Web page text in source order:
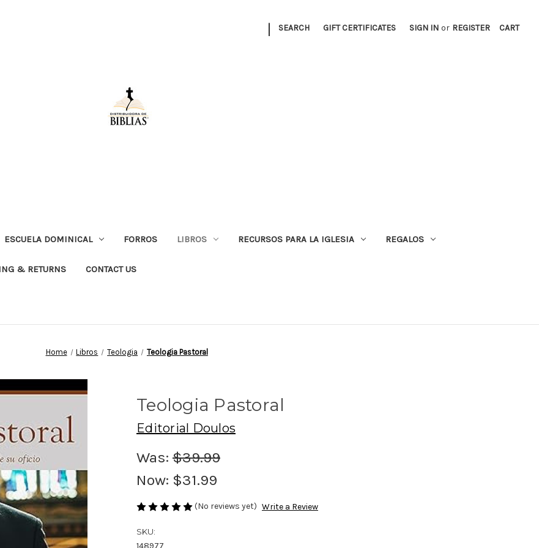
| SEARCH GIFT CERTIFICATES SIGN IN or REGISTER CART
ESCUELA DOMINICAL FORROS LIBROS RECURSOS PARA LA IGLESIA REGALOS
& RETURNS CONTACT US
Home Libros Teologia Teologia Pastoral
Teologia Pastoral
Editorial Doulos
Was: $39.99
Now: $31.99
(No reviews yet) Write a Review
SKU: